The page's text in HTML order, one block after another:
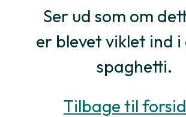
Ser ud som om
er blevet viklet ind
spaghetti.
Tilbage til